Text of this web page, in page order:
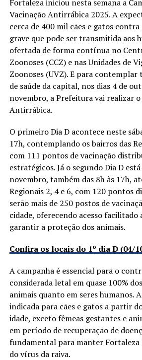
Fortaleza iniciou nesta semana a
Vacinação Antirrábica 2025. A
cerca de 400 mil cães e gatos contra
grave que pode ser transmitida aos
ofertada de forma contínua no
Zoonoses (CCZ) e nas Unidades de
Zoonoses (UVZ). E para contemplar
de saúde da capital, nos dias 4 de
novembro, a Prefeitura vai realizar o
Antirrábica.
O primeiro Dia D acontece neste
17h, contemplando os bairros das
com 111 pontos de vacinação
estratégicos. Já o segundo Dia D
novembro, também das 8h às 17h,
Regionais 2, 4 e 6, com 120 pontos
serão mais de 250 postos de
cidade, oferecendo acesso
garantir a proteção dos animais.
Confira os locais do 1º dia D (04/
A campanha é essencial para o
considerada letal em quase 100%
animais quanto em seres humanos.
indicada para cães e gatos a partir
idade, exceto fêmeas gestantes e
em período de recuperação de
fundamental para manter Fortaleza
do vírus da raiva.